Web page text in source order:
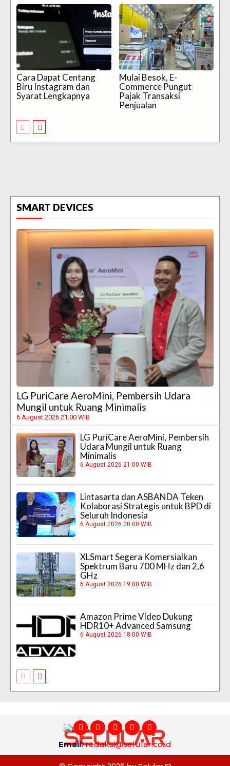
Cara Dapat Centang
Biru Instagram dan
Syarat Lengkapnya
Mulai Besok, E-
Commerce Pungut
Pajak Transaksi
Penjualan
SMART DEVICES
LG PuriCare AeroMini, Pembersih Udara
Mungil untuk Ruang Minimalis
6 August 2026 21:00 WIB
LG PuriCare AeroMini, Pembersih
Udara Mungil untuk Ruang
Minimalis
6 August 2026 21:00 WIB
Lintasarta dan ASBANDA Teken
Kolaborasi Strategis untuk BPD di
Seluruh Indonesia
6 August 2026 20:00 WIB
XLSmart Segera Komersialkan
Spektrum Baru 700 MHz dan 2,6
GHz
6 August 2026 19:00 WIB
Amazon Prime Video Dukung
HDR10+ Advanced Samsung
6 August 2026 18:00 WIB
Email:redaksi@selular.co.id